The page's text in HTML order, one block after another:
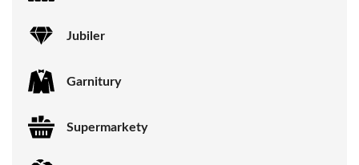
Jubiler
Garnitury
Supermarkety